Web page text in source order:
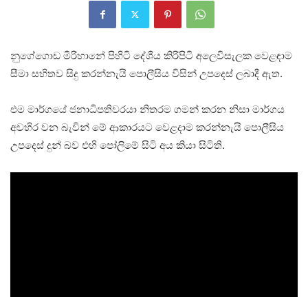
නුගේගොඩ මිරිහානේ පිහිටි දේශීය කිරිපිටි අලෙවිසැලක වෙළඳාම
සීමා සහිතව සිදු කරන්නැයි පොලීසිය විසින් උපදෙස් ලබාදී ඇත.
එම මාර්ගයේ ජනාධිපතිවරයා නිතරම ගමන් කරන නිසා මාර්ගය
අවහිර වන බැවින් මේ ආකාරයට වෙළදාම කරන්නැයි පොලීසිය
උපදෙස් දුන් බව එහි පෝලිමේ සිටි අය කියා සිටිති.